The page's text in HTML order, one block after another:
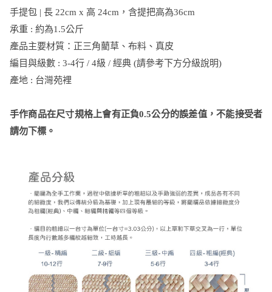
手提包 | 長 22cm x 高 24cm，含提把高為36cm
承重 : 約為1.5公斤
產品主要材質：正三角藺草、布料、真皮
編目與級數 : 3-4行 / 4級 / 經典 (請參考下方分級說明)
產地 : 台灣苑裡
手作商品在尺寸規格上會有正負0.5公分的誤差值，不能接受者
請勿下標。